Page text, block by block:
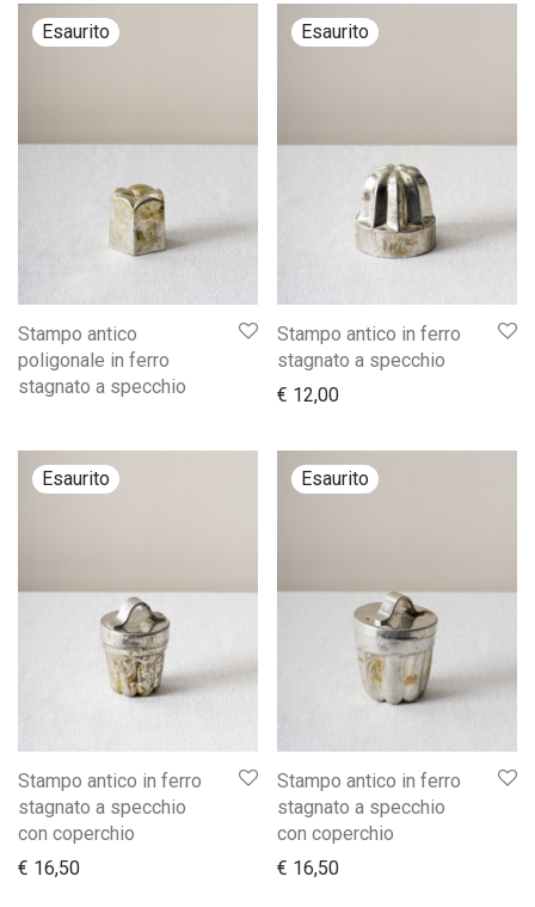
Stampo antico
poligonale in ferro
stagnato a specchio
Stampo antico in ferro
stagnato a specchio
€ 12,00
Stampo antico in ferro
stagnato a specchio
con coperchio
€ 16,50
Stampo antico in ferro
stagnato a specchio
con coperchio
€ 16,50